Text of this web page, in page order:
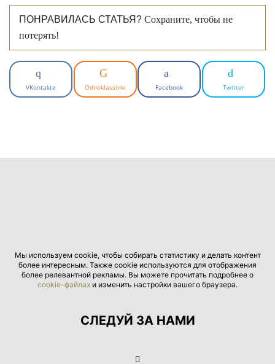
ПОНРАВИЛАСЬ СТАТЬЯ? Сохраните, чтобы не
потерять!
VKontakte Odnoklassniki Facebook Twitter
Мы используем cookie, чтобы собирать статистику и делать контент
более интересным. Также cookie используются для отображения
более релевантной рекламы. Вы можете прочитать подробнее о
cookie-файлах и изменить настройки вашего браузера.
СЛЕДУЙ ЗА НАМИ